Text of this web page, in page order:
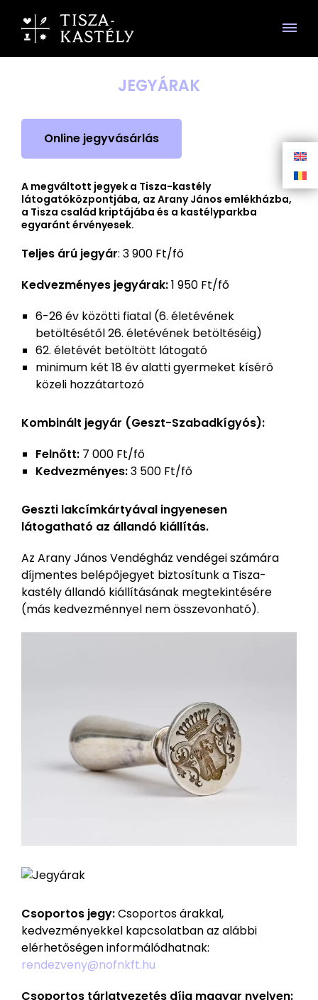
JEGYÁRAK
Online jegyvásárlás
A megváltott jegyek a Tisza-kastély
látogatóközpontjába, az Arany János emlékházba,
a Tisza család kriptájába és a kastélyparkba
egyaránt érvényesek.
Teljes árú jegyár: 3 900 Ft/fő
Kedvezményes jegyárak:1 950 Ft/fő
6-26 év közötti fiatal (6. életévének
betöltésétől 26. életévének betöltéséig)
62. életévét betöltött látogató
minimum két 18 év alatti gyermeket kísérő
közeli hozzátartozó
Kombinált jegyár (Geszt-Szabadkígyós):
Felnőtt: 7 000 Ft/fő
Kedvezményes:3 500 Ft/fő
Geszti lakcímkártyával ingyenesen
látogatható az állandó kiállítás.
Az Arany János Vendégház vendégei számára
díjmentes belépőjegyet biztosítunk a Tisza-
kastély állandó kiállításának megtekintésére
(más kedvezménnyel nem összevonható).
Csoportos jegy:Csoportos árakkal,
kedvezményekkel kapcsolatban az alábbi
elérhetőségen informálódhatnak:
rendezveny@nofnkft.hu
Csoportos tárlatvezetés díja magyar nyelven: